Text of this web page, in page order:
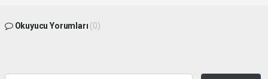
Okuyucu Yorumları (0)